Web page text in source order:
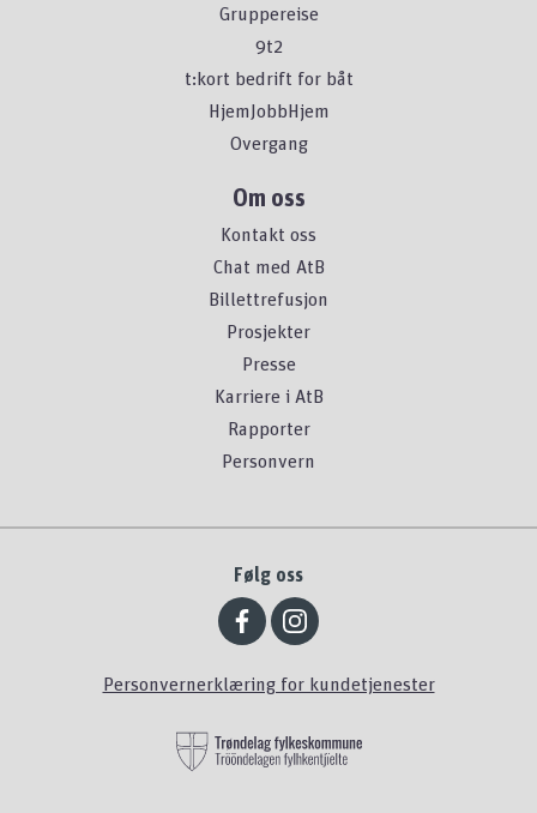
Gruppereise
9t2
t:kort bedrift for båt
HjemJobbHjem
Overgang
Om oss
Kontakt oss
Chat med AtB
Billettrefusjon
Prosjekter
Presse
Karriere i AtB
Rapporter
Personvern
Følg oss
Personvernerklæring for kundetjenester